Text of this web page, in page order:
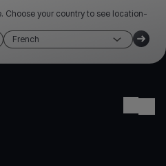
Choose your country to see location-
French